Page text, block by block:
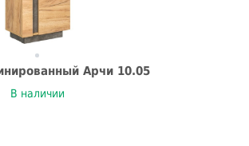
Арчи 10.05
В наличии